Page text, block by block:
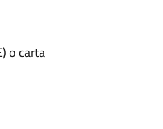
o carta